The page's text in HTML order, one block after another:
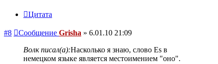
Цитата
#8 Сообщение Grisha » 6.01.10 21:09
Волк писал(а):Насколько я знаю, слово Es в
немецком языке является местоимением "оно".